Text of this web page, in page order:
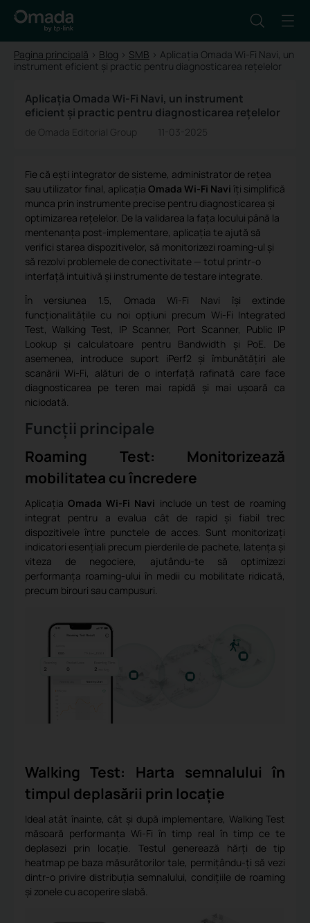
Pagina principală > Blog > SMB > Aplicația Omada Wi-Fi Navi, un
instrument eficient și practic pentru diagnosticarea rețelelor
Aplicația Omada Wi-Fi Navi, un instrument
eficient și practic pentru diagnosticarea rețelelor
de Omada Editorial Group 11-03-2025
Fie că ești integrator de sisteme, administrator de rețea
sau utilizator final, aplicația Omada Wi-Fi Navi îți simplifică
munca prin instrumente precise pentru diagnosticarea și
optimizarea rețelelor. De la validarea la fața locului până la
mentenanța post-implementare, aplicația te ajută să
verifici starea dispozitivelor, să monitorizezi roaming-ul și
să rezolvi problemele de conectivitate — totul printr-o
interfață intuitivă și instrumente de testare integrate.
În versiunea 1.5, Omada Wi-Fi Navi își extinde
funcționalitățile cu noi opțiuni precum Wi-Fi Integrated
Test, Walking Test, IP Scanner, Port Scanner, Public IP
Lookup și calculatoare pentru Bandwidth și PoE. De
asemenea, introduce suport iPerf2 și îmbunătățiri ale
scanării Wi-Fi, alături de o interfață rafinată care face
diagnosticarea pe teren mai rapidă și mai ușoară ca
niciodată.
Funcții principale
Roaming Test: Monitorizează
mobilitatea cu încredere
Aplicația Omada Wi-Fi Navi include un test de roaming
integrat pentru a evalua cât de rapid și fiabil trec
dispozitivele între punctele de acces. Sunt monitorizați
indicatori esențiali precum pierderile de pachete, latența și
viteza de negociere, ajutându-te să optimizezi
performanța roaming-ului în medii cu mobilitate ridicată,
precum birouri sau campusuri.
Walking Test: Harta semnalului în
timpul deplasării prin locație
Ideal atât înainte, cât și după implementare, Walking Test
măsoară performanța Wi-Fi în timp real în timp ce te
deplasezi prin locație. Testul generează hărți de tip
heatmap pe baza măsurătorilor tale, permițându-ți să vezi
dintr-o privire distribuția semnalului, condițiile de roaming
și zonele cu acoperire slabă.